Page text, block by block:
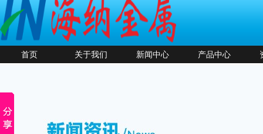
首页 关于我们 新闻中心 产品中心